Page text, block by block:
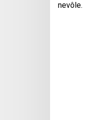
nevôle.